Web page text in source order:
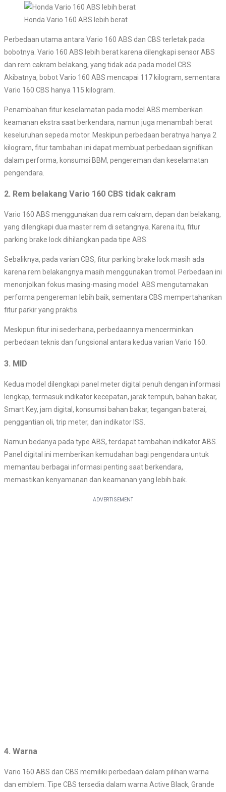
Honda Vario 160 ABS lebih berat
Perbedaan utama antara Vario 160 ABS dan CBS terletak pada
bobotnya. Vario 160 ABS lebih berat karena dilengkapi sensor ABS
dan rem cakram belakang, yang tidak ada pada model CBS.
Akibatnya, bobot Vario 160 ABS mencapai 117 kilogram, sementara
Vario 160 CBS hanya 115 kilogram.
Penambahan fitur keselamatan pada model ABS memberikan
keamanan ekstra saat berkendara, namun juga menambah berat
keseluruhan sepeda motor. Meskipun perbedaan beratnya hanya 2
kilogram, fitur tambahan ini dapat membuat perbedaan signifikan
dalam performa, konsumsi BBM, pengereman dan keselamatan
pengendara.
2. Rem belakang Vario 160 CBS tidak cakram
Vario 160 ABS menggunakan dua rem cakram, depan dan belakang,
yang dilengkapi dua master rem di setangnya. Karena itu, fitur
parking brake lock dihilangkan pada tipe ABS.
Sebaliknya, pada varian CBS, fitur parking brake lock masih ada
karena rem belakangnya masih menggunakan tromol. Perbedaan ini
menonjolkan fokus masing-masing model: ABS mengutamakan
performa pengereman lebih baik, sementara CBS mempertahankan
fitur parkir yang praktis.
Meskipun fitur ini sederhana, perbedaannya mencerminkan
perbedaan teknis dan fungsional antara kedua varian Vario 160.
3. MID
Kedua model dilengkapi panel meter digital penuh dengan informasi
lengkap, termasuk indikator kecepatan, jarak tempuh, bahan bakar,
Smart Key, jam digital, konsumsi bahan bakar, tegangan baterai,
penggantian oli, trip meter, dan indikator ISS.
Namun bedanya pada type ABS, terdapat tambahan indikator ABS.
Panel digital ini memberikan kemudahan bagi pengendara untuk
memantau berbagai informasi penting saat berkendara,
memastikan kenyamanan dan keamanan yang lebih baik.
4. Warna
Vario 160 ABS dan CBS memiliki perbedaan dalam pilihan warna
dan emblem. Tipe CBS tersedia dalam warna Active Black, Grande